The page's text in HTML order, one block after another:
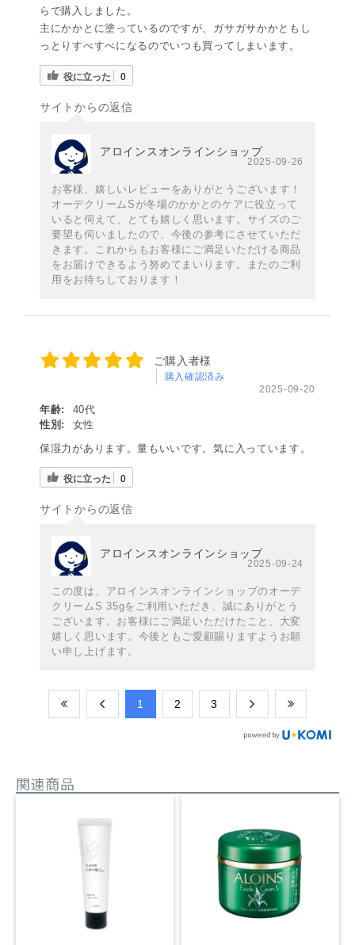
らで購入しました。
主にかかとに塗っているのですが、ガサガサかかともし
っとりすべすべになるのでいつも買ってしまいます。
役に立った 0
サイトからの返信
アロインスオンラインショップ
2025-09-26
お客様、嬉しいレビューをありがとうございます！
オーデクリームSが冬場のかかとのケアに役立って
いると伺えて、とても嬉しく思います。サイズのご
要望も伺いましたので、今後の参考にさせていただ
きます。これからもお客様にご満足いただける商品
をお届けできるよう努めてまいります。またのご利
用をお待ちしております！
ご購入者様
購入確認済み
2025-09-20
年齢:
40代
性別:
女性
保湿力があります。量もいいです。気に入っています。
役に立った 0
サイトからの返信
アロインスオンラインショップ
2025-09-24
この度は、アロインスオンラインショップのオーデ
クリームS 35gをご利用いただき、誠にありがとう
ございます。お客様にご満足いただけたこと、大変
嬉しく思います。今後ともご愛顧賜りますようお願
い申し上げます。
​1 ​2 ​3
関連商品